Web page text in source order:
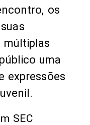
os
múltiplas
uma
expressões
SEC